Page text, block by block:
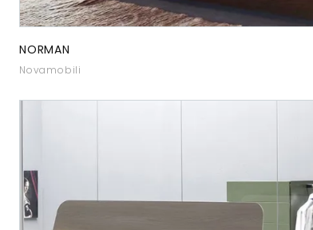
NORMAN
Novamobili